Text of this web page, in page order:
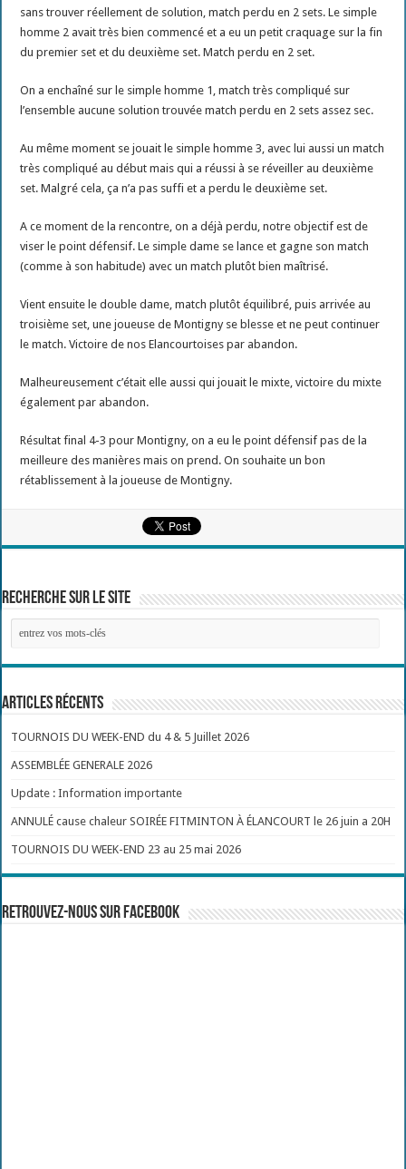
sans trouver réellement de solution, match perdu en 2 sets. Le simple
homme 2 avait très bien commencé et a eu un petit craquage sur la fin
du premier set et du deuxième set. Match perdu en 2 set.
On a enchaîné sur le simple homme 1, match très compliqué sur
l’ensemble aucune solution trouvée match perdu en 2 sets assez sec.
Au même moment se jouait le simple homme 3, avec lui aussi un match
très compliqué au début mais qui a réussi à se réveiller au deuxième
set. Malgré cela, ça n’a pas suffi et a perdu le deuxième set.
A ce moment de la rencontre, on a déjà perdu, notre objectif est de
viser le point défensif. Le simple dame se lance et gagne son match
(comme à son habitude) avec un match plutôt bien maîtrisé.
Vient ensuite le double dame, match plutôt équilibré, puis arrivée au
troisième set, une joueuse de Montigny se blesse et ne peut continuer
le match. Victoire de nos Elancourtoises par abandon.
Malheureusement c’était elle aussi qui jouait le mixte, victoire du mixte
également par abandon.
Résultat final 4-3 pour Montigny, on a eu le point défensif pas de la
meilleure des manières mais on prend. On souhaite un bon
rétablissement à la joueuse de Montigny.
Recherche sur le site
Articles récents
TOURNOIS DU WEEK-END du 4 & 5 Juillet 2026
ASSEMBLÉE GENERALE 2026
Update : Information importante
ANNULÉ cause chaleur SOIRÉE FITMINTON À ÉLANCOURT le 26 juin a 20H
TOURNOIS DU WEEK-END 23 au 25 mai 2026
Retrouvez-nous sur Facebook